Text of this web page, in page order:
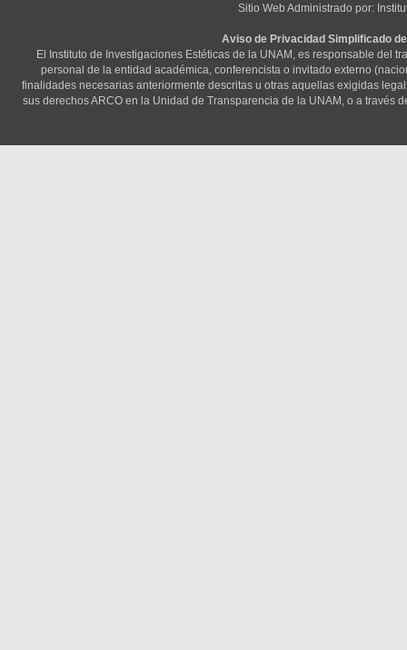
Sitio Web Administrado por:
Aviso de Privacidad Simplificado
El Instituto de Investigaciones Estéticas de la UNAM, es responsable del
personal de la entidad académica, conferencista o invitado externo
finalidades necesarias anteriormente descritas u otras aquellas exigidas
sus derechos ARCO en la Unidad de Transparencia de la UNAM, o a través